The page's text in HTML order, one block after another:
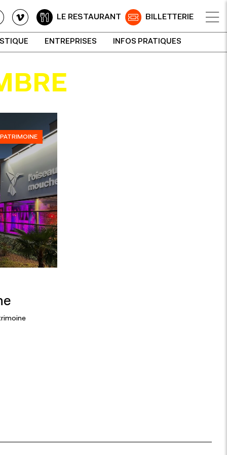
LE RESTAURANT BILLETTERIE
ENTREPRISES INFOS PRATIQUES